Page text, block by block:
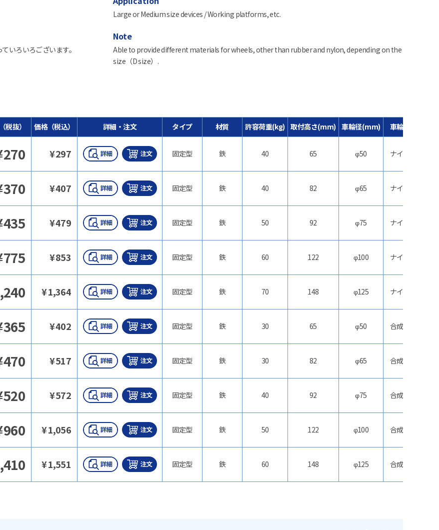
Large or Medium size devices / Working platforms, etc.
いろいろございます。
Note
Able to provide different materials for wheels, other than rubber and nylon, depending on the
size（D size）.
税抜） 価格（税込） 詳細・注文
270 ¥297
370 ¥407
435 ¥479
775 ¥853
¥1,364
365 ¥402
470 ¥517
520 ¥572
960 ¥1,056
¥1,551
タイプ 材質 許容荷重(kg) 取付高さ(mm) 車輪径(mm) 車輪材質
固定型 鉄 40 65 φ50 ナイロン
固定型 鉄 40 82 φ65 ナイロン
固定型 鉄 50 92 φ75 ナイロン
固定型 鉄 60 122 φ100 ナイロン
固定型 鉄 70 148 φ125 ナイロン
固定型 鉄 30 65 φ50 合成ゴム
固定型 鉄 30 82 φ65 合成ゴム
固定型 鉄 40 92 φ75 合成ゴム
固定型 鉄 50 122 φ100 合成ゴム
固定型 鉄 60 148 φ125 合成ゴム